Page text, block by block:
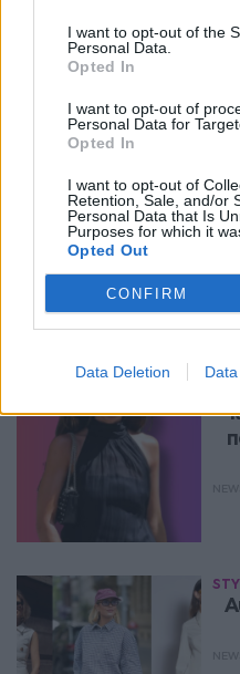
I want to opt-out of the
Personal Data.
Opted In
I want to opt-out of
Personal Data for
Opted In
I want to opt-out of
Retention, Sale, and/or
Personal Data that Is
Purposes for which it
Opted Out
CONFIRM
Data Deletion
Η